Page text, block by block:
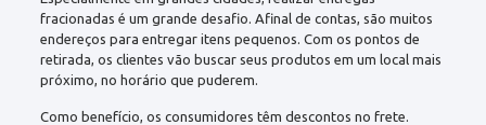
fracionadas é um grande desafio. Afinal de contas, são muitos
endereços para entregar itens pequenos. Com os pontos de
retirada, os clientes vão buscar seus produtos em um local mais
próximo, no horário que puderem.
Como benefício, os consumidores têm descontos no frete.